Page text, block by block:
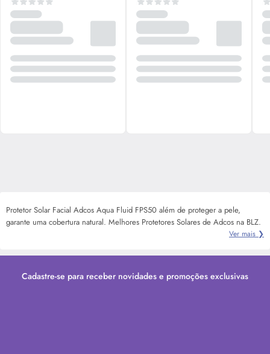
Protetor Solar Facial Adcos Aqua Fluid FPS50 além de proteger a pele,
garante uma cobertura natural. Melhores Protetores Solares de Adcos na BLZ.
Ver mais ❯
Cadastre-se para receber novidades e promoções exclusivas